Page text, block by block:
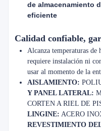
de almacenamiento
eficiente
Calidad confiable,
Alcanza temperaturas de
requiere instalación ni
usar al momento de la
AISLAMIENTO:
Y PANEL LATERAL:
CORTEN A RIEL DE
LINGINE: ACERO
REVESTIMIENTO